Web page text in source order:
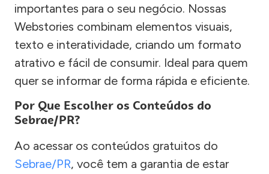
importantes para o seu negócio. Nossas
Webstories combinam elementos visuais,
texto e interatividade, criando um formato
atrativo e fácil de consumir. Ideal para quem
quer se informar de forma rápida e eficiente.
Por Que Escolher os Conteúdos do
Sebrae/PR?
Ao acessar os conteúdos gratuitos do
Sebrae/PR, você tem a garantia de estar